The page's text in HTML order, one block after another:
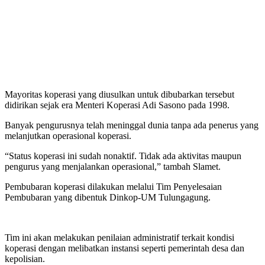
Mayoritas koperasi yang diusulkan untuk dibubarkan tersebut
didirikan sejak era Menteri Koperasi Adi Sasono pada 1998.
Banyak pengurusnya telah meninggal dunia tanpa ada penerus yang
melanjutkan operasional koperasi.
“Status koperasi ini sudah nonaktif. Tidak ada aktivitas maupun
pengurus yang menjalankan operasional,” tambah Slamet.
Pembubaran koperasi dilakukan melalui Tim Penyelesaian
Pembubaran yang dibentuk Dinkop-UM Tulungagung.
Tim ini akan melakukan penilaian administratif terkait kondisi
koperasi dengan melibatkan instansi seperti pemerintah desa dan
kepolisian.